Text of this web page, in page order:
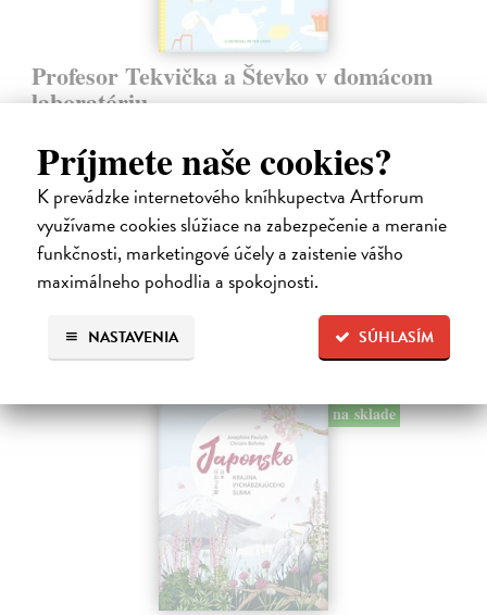
Príjmete naše cookies?
K prevádzke internetového kníhkupectva Artforum
využívame cookies slúžiace na zabezpečenie a meranie
funkčnosti, marketingové účely a zaistenie vášho
maximálneho pohodlia a spokojnosti.
SÚHLASÍM
NASTAVENIA
Profesor Tekvička a Števko v domácom
laboratóriu
Vedeli ste, že si doma môžete vyrobiť soľné šperky, vlastné jogurty,
recyklovaný papier aj dúhu? Vyskúšajte so svojimi deťmi tridsať
jednoduchých pokusov s bežnými predmetmi a materiálmi.
Na sklade ?
14,20 €
14,95 €
na sklade